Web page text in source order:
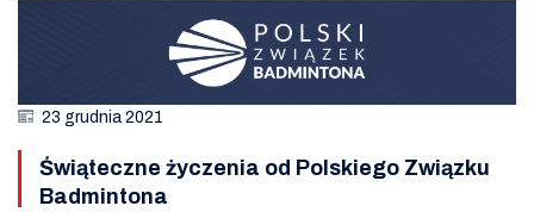
23 grudnia 2021
Świąteczne życzenia od Polskiego Związku
Badmintona